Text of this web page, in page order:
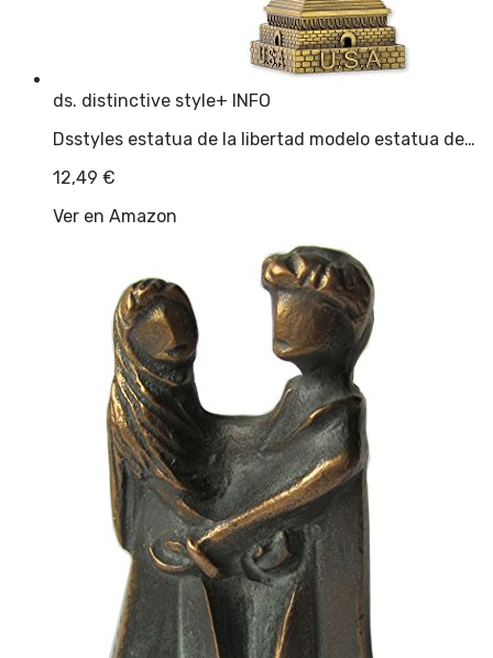
ds. distinctive style+ INFO
Dsstyles estatua de la libertad modelo estatua de…
12,49 €
Ver en Amazon